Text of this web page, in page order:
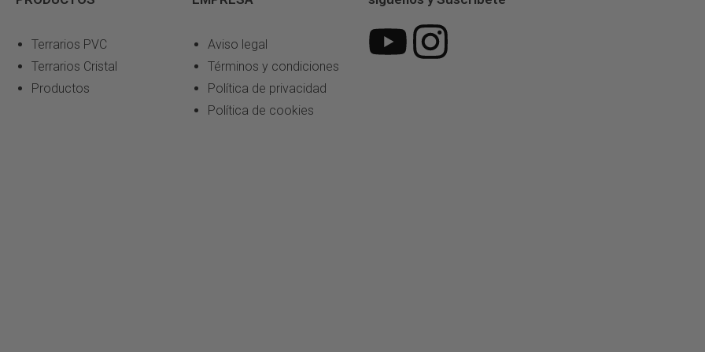
Terrarios PVC
Terrarios Cristal
Productos
Aviso legal
Términos y condiciones
Política de privacidad
Política de cookies